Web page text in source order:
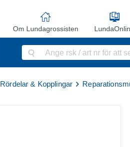
Om Lundagrossisten
Rördelar & Kopplingar